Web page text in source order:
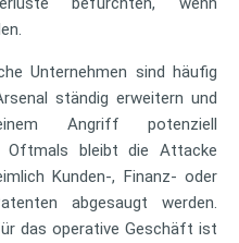
Unternehmen sind häufig
ständig erweitern und
Angriff potenziell
Oftmals bleibt die Attacke
Kunden-, Finanz- oder
abgesaugt werden.
das operative Geschäft ist